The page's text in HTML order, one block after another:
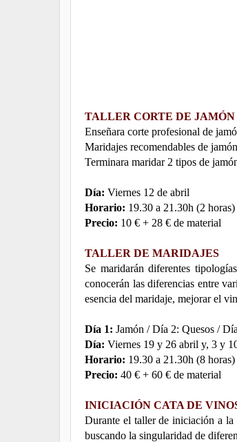
TALLER CORTE DE
Enseñara corte profesional de
Maridajes recomendables de jamón
Terminara maridar 2 tipos de
Día: Viernes 12 de abril
Horario: 19.30 a 21.30h (2 horas)
Precio: 10 € + 28 € de material
TALLER DE MARIDAJES
Se maridarán diferentes
conocerán las diferencias entre
esencia del maridaje, mejorar el
Día 1: Jamón / Día 2: Quesos /
Día: Viernes 19 y 26 abril y, 3 y
Horario: 19.30 a 21.30h (8 horas)
Precio: 40 € + 60 € de material
INICIACIÓN CATA DE
Durante el taller de iniciación a la
buscando la singularidad de